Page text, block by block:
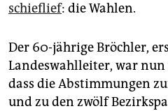
schieflief: die Wahlen.
Der 60-jährige Bröchler,
Landeswahlleiter, war
dass die Abstimmungen
und zu den zwölf